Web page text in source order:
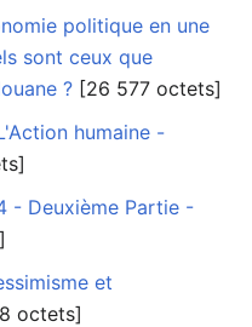
politique en une
sont ceux que
? ‎[26 577 octets]
humaine -
- Deuxième Partie -
et
octets]